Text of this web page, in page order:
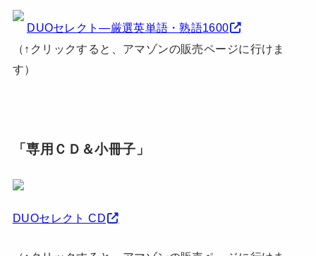
DUOセレクト―厳選英単語・熟語1600
（↑クリックすると、アマゾンの販売ページに行けま
す）
「専用ＣＤ＆小冊子」
DUOセレクト CD